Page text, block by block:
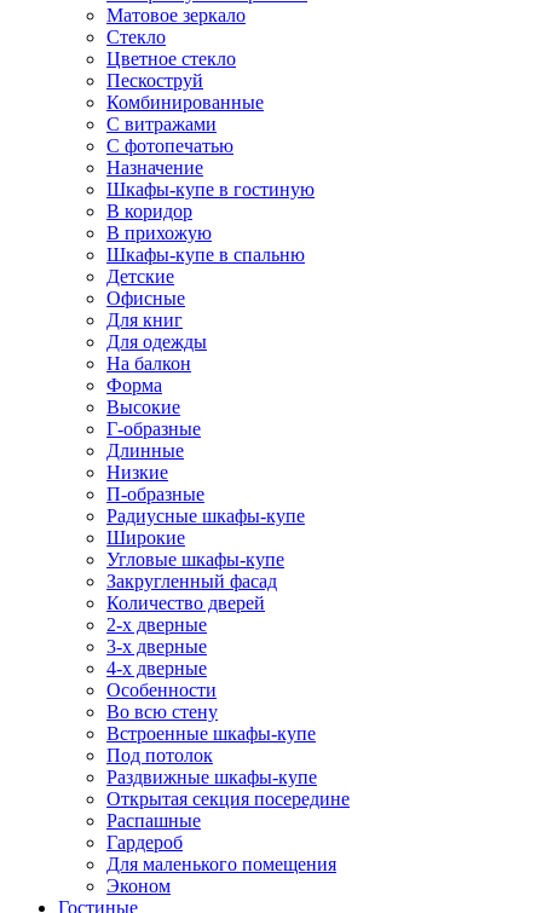
Матовое зеркало
Стекло
Цветное стекло
Пескоструй
Комбинированные
С витражами
С фотопечатью
Назначение
Шкафы-купе в гостиную
В коридор
В прихожую
Шкафы-купе в спальню
Детские
Офисные
Для книг
Для одежды
На балкон
Форма
Высокие
Г-образные
Длинные
Низкие
П-образные
Радиусные шкафы-купе
Широкие
Угловые шкафы-купе
Закругленный фасад
Количество дверей
2-х дверные
3-х дверные
4-х дверные
Особенности
Во всю стену
Встроенные шкафы-купе
Под потолок
Раздвижные шкафы-купе
Открытая секция посередине
Распашные
Гардероб
Для маленького помещения
Эконом
Гостиные